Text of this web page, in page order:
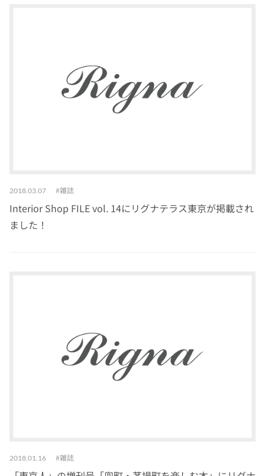
2018.03.07 雑誌
Interior Shop FILE vol. 14にリグナテラス東京が掲載され
ました！
2018.01.16 雑誌